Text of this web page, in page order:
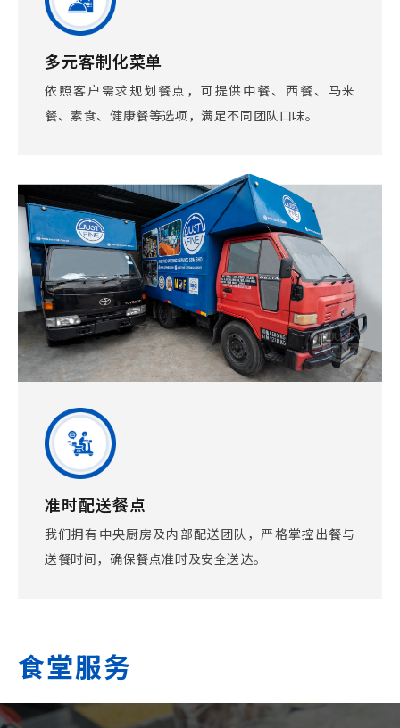
多元客制化菜单
依照客户需求规划餐点，可提供中餐、西餐、马来
餐、素食、健康餐等选项，满足不同团队口味。
准时配送餐点
我们拥有中央厨房及内部配送团队，严格掌控出餐与
送餐时间，确保餐点准时及安全送达。
食堂服务